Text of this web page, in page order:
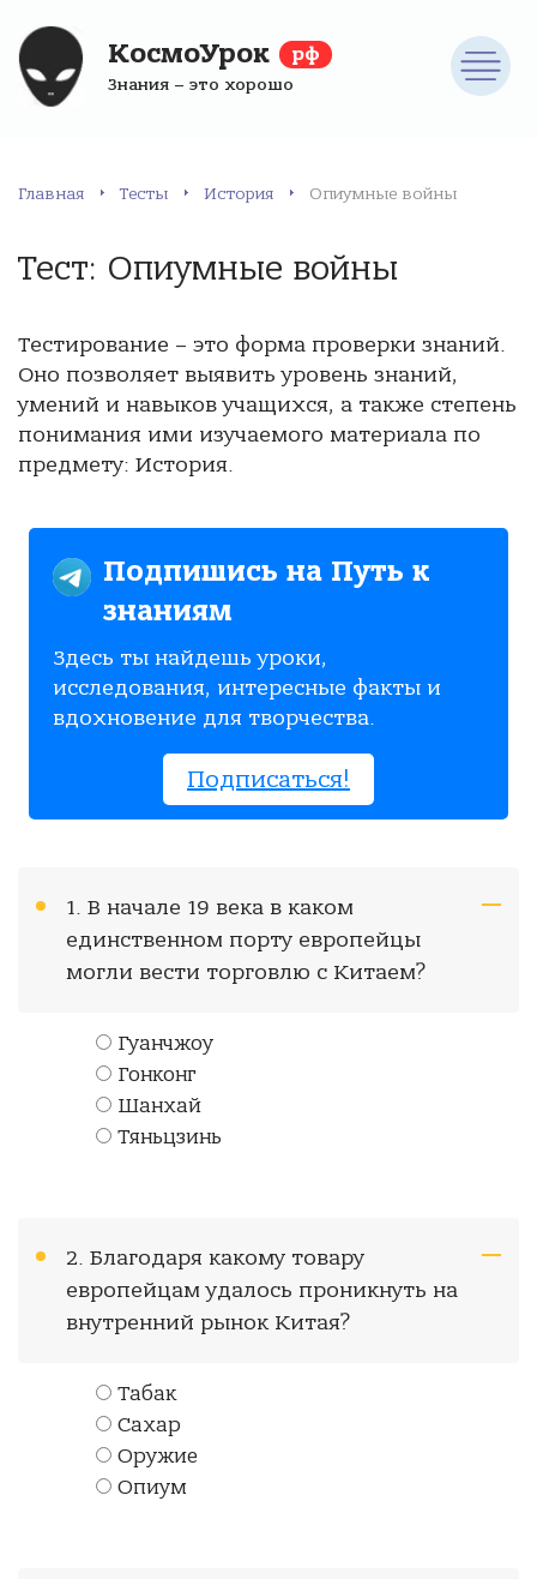
КосмоУрок рф
Знания – это хорошо
Главная Тесты История Опиумные войны
Тест: Опиумные войны
Тестирование – это форма проверки знаний.
Оно позволяет выявить уровень знаний,
умений и навыков учащихся, а также степень
понимания ими изучаемого материала по
предмету: История.
Подпишись на Путь к
знаниям
Здесь ты найдешь уроки,
исследования, интересные факты и
вдохновение для творчества.
Подписаться!
1. В начале 19 века в каком
единственном порту европейцы
могли вести торговлю с Китаем?
Гуанчжоу
Гонконг
Шанхай
Тяньцзинь
2. Благодаря какому товару
европейцам удалось проникнуть на
внутренний рынок Китая?
Табак
Сахар
Оружие
Опиум